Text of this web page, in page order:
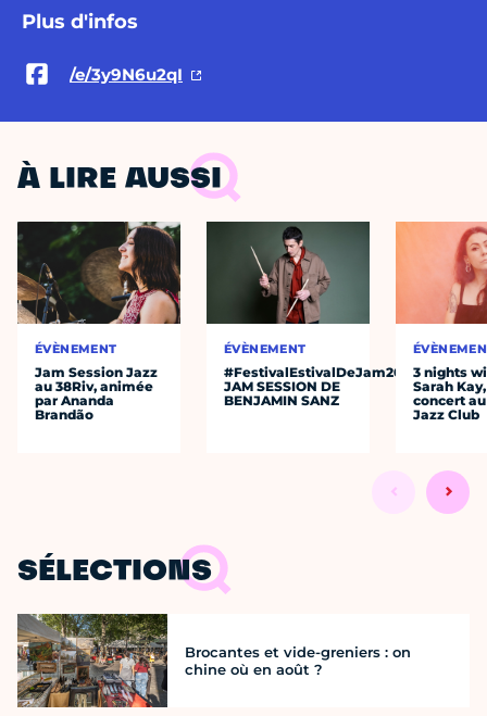
Plus d'infos
/e/3y9N6u2qI
À LIRE AUSSI
ÉVÈNEMENT
Jam Session Jazz
au 38Riv, animée
par Ananda
Brandão
ÉVÈNEMENT
#FestivalEstivalDeJam2026
JAM SESSION DE
BENJAMIN SANZ
3 nights
Sarah
concert
Jazz Club
SÉLECTIONS
Brocantes et vide-greniers : on
chine où en août ?